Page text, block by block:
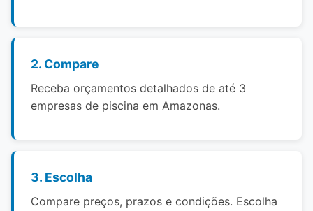
2. Compare
Receba orçamentos detalhados de até 3
empresas de piscina em Amazonas.
3. Escolha
Compare preços, prazos e condições. Escolha